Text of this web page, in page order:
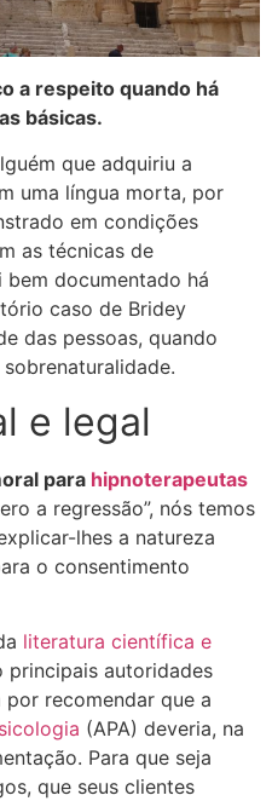
a respeito quando há
básicas.
que adquiriu a
uma língua morta, por
em condições
as técnicas de
documentado há
caso de Bridey
das pessoas, quando
e legal
para hipnoterapeutas
a regressão”, nós temos
lhes a natureza
o consentimento
literatura científica e
principais autoridades
recomendar que a
(APA) deveria, na
Para que seja
que seus clientes